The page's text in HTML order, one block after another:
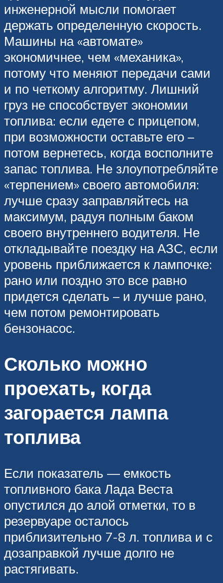
инженерной мысли помогает
держать определенную скорость.
Машины на «автомате»
экономичнее, чем «механика»,
потому что меняют передачи сами
и по четкому алгоритму. Лишний
груз не способствует экономии
топлива: если едете с прицепом,
при возможности оставьте его –
потом вернетесь, когда восполните
запас топлива. Не злоупотребляйте
«терпением» своего автомобиля:
лучше сразу заправляйтесь на
максимум, радуя полным баком
своего внутреннего водителя. Не
откладывайте поездку на АЗС, если
уровень приближается к лампочке:
рано или поздно это все равно
придется сделать – и лучше рано,
чем потом ремонтировать
бензонасос.
Сколько можно
проехать, когда
загорается лампа
топлива
Если показатель — емкость
топливного бака Лада Веста
опустился до алой отметки, то в
резервуаре осталось
приблизительно 7-8 л. топлива и с
дозаправкой лучше долго не
растягивать.